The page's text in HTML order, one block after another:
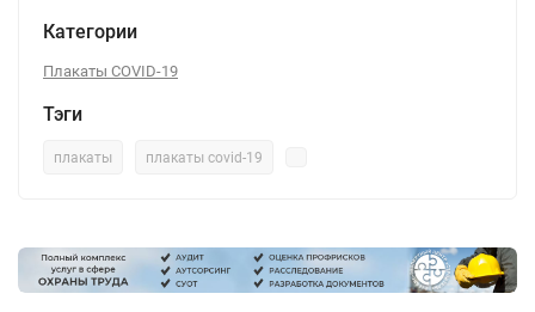
Категории
Плакаты COVID-19
Тэги
плакаты плакаты covid-19